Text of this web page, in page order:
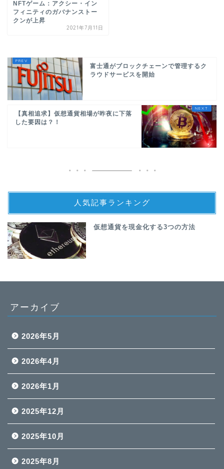
NFTゲーム：アクシー・イン
フィニティのガバナンストー
クンが上昇
2021年7月11日
富士通がブロックチェーンで管理するク
ラウドサービスを開始
【真相追求】仮想通貨相場が昨夜に下落
した要因は？！
人気記事ランキング
仮想通貨を現金化する3つの方法
アーカイブ
2026年5月
2026年4月
2026年1月
2025年12月
2025年10月
2025年8月